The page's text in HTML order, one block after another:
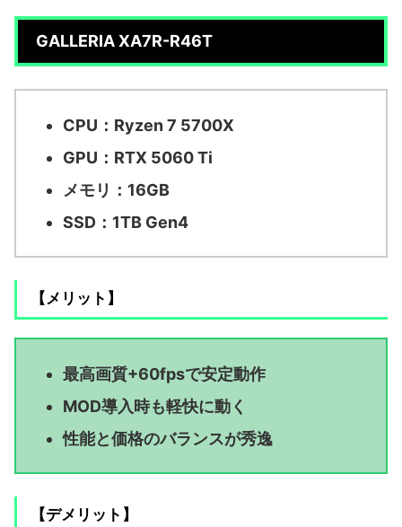
GALLERIA XA7R-R46T
CPU：Ryzen 7 5700X
GPU：RTX 5060 Ti
メモリ：16GB
SSD：1TB Gen4
【メリット】
最高画質+60fpsで安定動作
MOD導入時も軽快に動く
性能と価格のバランスが秀逸
【デメリット】